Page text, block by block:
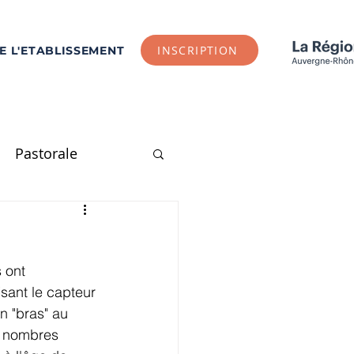
L'ETABLISSEMENT INSCRIPTION
Pastorale
ont
le capteur
"bras" au